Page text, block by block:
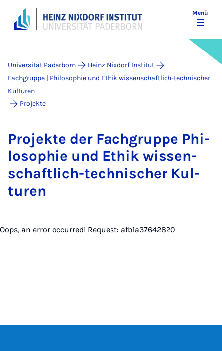
Menü
Universität Paderborn
Heinz Nixdorf Institut
Fachgruppe | Philosophie und Ethik wissenschaftlich-technischer
Kulturen
Projekte
Pro­jek­te der Fach­­grup­­pe Phi­
lo­so­phie und Ethik wis­sen­
schaft­lich-tech­ni­scher Kul­
tu­ren
Oops, an error occurred! Request: afb1a37642820